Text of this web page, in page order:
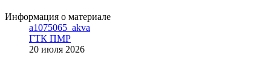
Информация о материале
a1075065_akva
ГТК ПМР
20 июля 2026